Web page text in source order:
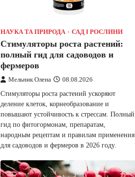
НАУКА ТА ПРИРОДА САД І РОСЛИНИ
Стимуляторы роста растений:
полный гид для садоводов и
фермеров
Мельник Олена 08.08.2026
Стимуляторы роста растений ускоряют
деление клеток, корнеобразование и
повышают устойчивость к стрессам. Полный
гид по фитогормонам, препаратам,
народным рецептам и правилам применения
для садоводов и фермеров в 2026 году.